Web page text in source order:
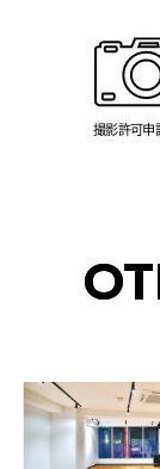
撮影許可申